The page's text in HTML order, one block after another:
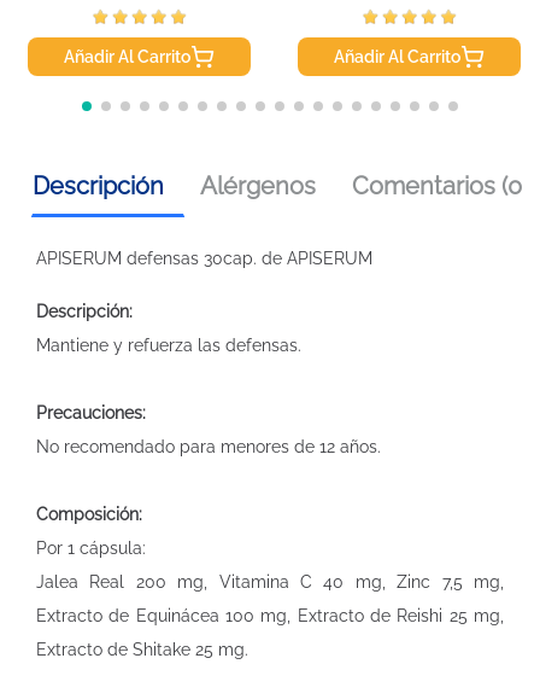
Añadir Al Carrito Añadir Al Carrito
Descripción Alérgenos Comentarios (0)
APISERUM defensas 30cap. de APISERUM
Descripción:
Mantiene y refuerza las defensas.
Precauciones:
No recomendado para menores de 12 años.
Composición:
Por 1 cápsula:
Jalea Real 200 mg, Vitamina C 40 mg, Zinc 7,5 mg,
Extracto de Equinácea 100 mg, Extracto de Reishi 25 mg,
Extracto de Shitake 25 mg.